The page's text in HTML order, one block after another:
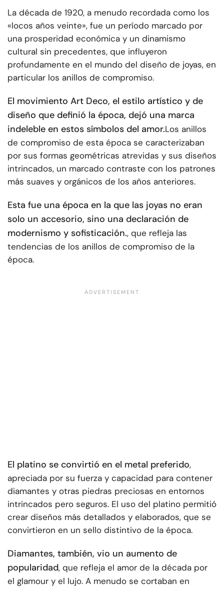
La década de 1920, a menudo recordada como los
«locos años veinte», fue un período marcado por
una prosperidad económica y un dinamismo
cultural sin precedentes, que influyeron
profundamente en el mundo del diseño de joyas, en
particular los anillos de compromiso.
El movimiento Art Deco, el estilo artístico y de
diseño que definió la época, dejó una marca
indeleble en estos símbolos del amor.Los anillos
de compromiso de esta época se caracterizaban
por sus formas geométricas atrevidas y sus diseños
intrincados, un marcado contraste con los patrones
más suaves y orgánicos de los años anteriores.
Esta fue una época en la que las joyas no eran
solo un accesorio, sino una declaración de
modernismo y sofisticación., que refleja las
tendencias de los anillos de compromiso de la
época.
El platino se convirtió en el metal preferido,
apreciada por su fuerza y capacidad para contener
diamantes y otras piedras preciosas en entornos
intrincados pero seguros. El uso del platino permitió
crear diseños más detallados y elaborados, que se
convirtieron en un sello distintivo de la época.
Diamantes, también, vio un aumento de
popularidad, que refleja el amor de la década por
el glamour y el lujo. A menudo se cortaban en